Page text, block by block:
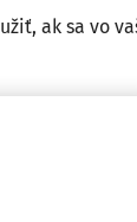
ak sa vo
porušení